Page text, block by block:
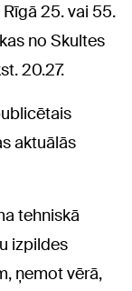
25. vai 55.
no Skultes
20.27.
aktuālās
tehniskā
izpildes
ņemot vērā,